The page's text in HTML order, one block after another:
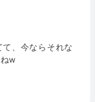
、今ならそれな
w